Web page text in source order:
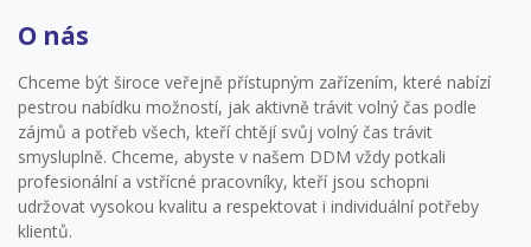
O nás
Chceme být široce veřejně přístupným zařízením, které nabízí
pestrou nabídku možností, jak aktivně trávit volný čas podle
zájmů a potřeb všech, kteří chtějí svůj volný čas trávit
smysluplně. Chceme, abyste v našem DDM vždy potkali
profesionální a vstřícné pracovníky, kteří jsou schopni
udržovat vysokou kvalitu a respektovat i individuální potřeby
klientů.